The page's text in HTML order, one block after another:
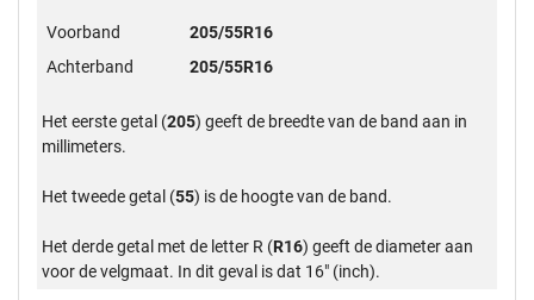
Voorband
205/55R16
Achterband
205/55R16
Het eerste getal (205) geeft de breedte van de band aan in
millimeters.
Het tweede getal (55) is de hoogte van de band.
Het derde getal met de letter R (R16) geeft de diameter aan
voor de velgmaat. In dit geval is dat 16" (inch).